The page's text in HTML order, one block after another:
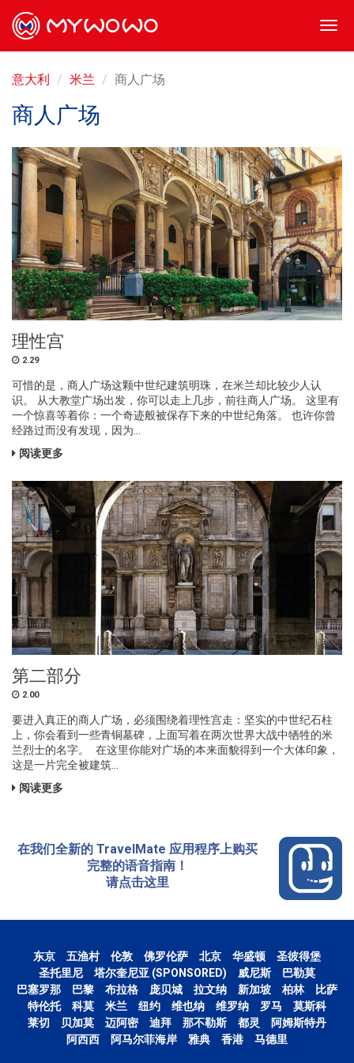
意大利 米兰 商人广场
商人广场
理性宫
2.29
可惜的是，商人广场这颗中世纪建筑明珠，在米兰却比较少人认
识。 从大教堂广场出发，你可以走上几步，前往商人广场。 这里有
一个惊喜等着你：一个奇迹般被保存下来的中世纪角落。 也许你曾
经路过而没有发现，因为...
阅读更多
第二部分
2.00
要进入真正的商人广场，必须围绕着理性宫走：坚实的中世纪石柱
上，你会看到一些青铜墓碑，上面写着在两次世界大战中牺牲的米
兰烈士的名字。 在这里你能对广场的本来面貌得到一个大体印象，
这是一片完全被建筑...
阅读更多
在我们全新的 TravelMate 应用程序上购买
完整的语音指南！
请点击这里
东京 五渔村 伦敦 佛罗伦萨 北京 华盛顿
圣彼得堡
圣托里尼
塔尔奎尼亚 (SPONSORED) 威尼斯
巴勒莫
巴塞罗那
巴黎 布拉格 庞贝城 拉文纳 新加坡 柏林
比萨
特伦托
科莫 米兰 纽约 维也纳 维罗纳 罗马
莫斯科
莱切
贝加莫 迈阿密 迪拜 那不勒斯 都灵
阿姆斯特丹
阿西西
阿马尔菲海岸 雅典 香港 马德里